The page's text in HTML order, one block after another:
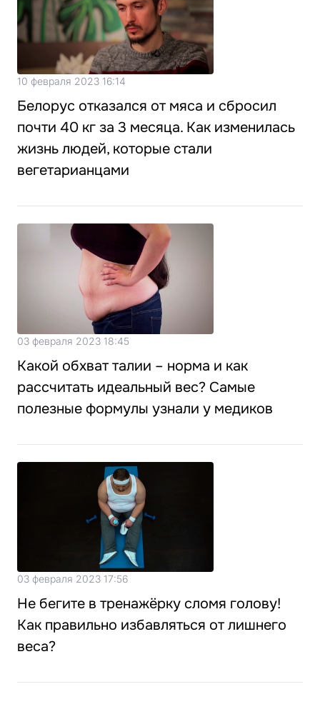
10 февраля 2023 16:14
Белорус отказался от мяса и сбросил
почти 40 кг за 3 месяца. Как изменилась
жизнь людей, которые стали
вегетарианцами
03 февраля 2023 18:45
Какой обхват талии – норма и как
рассчитать идеальный вес? Самые
полезные формулы узнали у медиков
03 февраля 2023 17:56
Не бегите в тренажёрку сломя голову!
Как правильно избавляться от лишнего
веса?